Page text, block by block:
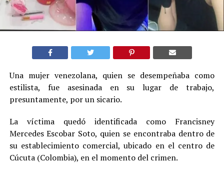
Una mujer venezolana, quien se desempeñaba como
estilista, fue asesinada en su lugar de trabajo,
presuntamente, por un sicario.
La víctima quedó identificada como Francisney
Mercedes Escobar Soto, quien se encontraba dentro de
su establecimiento comercial, ubicado en el centro de
Cúcuta (Colombia), en el momento del crimen.